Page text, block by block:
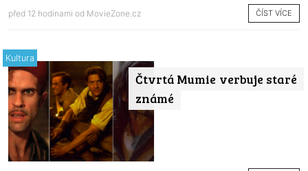
před 12 hodinami od MovieZone.cz ČÍST VÍCE
Čtvrtá Mumie verbuje staré
známé
Kultura